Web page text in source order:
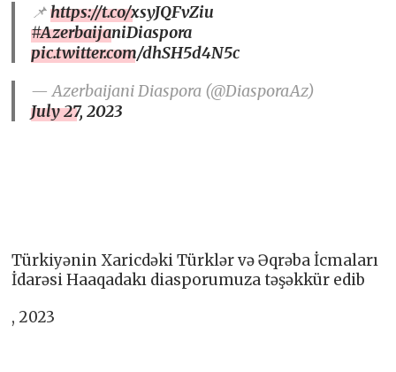
📌https://t.co/xsyJQFvZiu
#AzerbaijaniDiaspora
pic.twitter.com/dhSH5d4N5c
— Azerbaijani Diaspora (@DiasporaAz)
July 27, 2023
Türkiyənin Xaricdəki Türklər və Əqrəba İcmaları
İdarəsi Haaqadakı diasporumuza təşəkkür edib
, 2023